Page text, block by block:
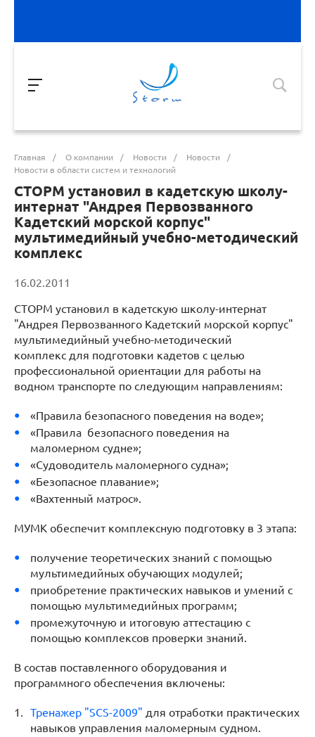
Главная / О компании / Новости / Новости
/
Новости в области систем и технологий
СТОРМ установил в кадетскую школу-
интернат "Андрея Первозванного
Кадетский морской корпус"
мультимедийный учебно-методический
комплекс
16.02.2011
СТОРМ установил в кадетскую школу-интернат
"Андрея Первозванного Кадетский морской корпус"
мультимедийный учебно-методический
комплекс для подготовки кадетов с целью
профессиональной ориентации для работы на
водном транспорте по следующим направлениям:
«Правила безопасного поведения на воде»;
«Правила безопасного поведения на
маломерном судне»;
«Судоводитель маломерного судна»;
«Безопасное плавание»;
«Вахтенный матрос».
МУМК обеспечит комплексную подготовку в 3 этапа:
получение теоретических знаний с помощью
мультимедийных обучающих модулей;
приобретение практических навыков и умений с
помощью мультимедийных программ;
промежуточную и итоговую аттестацию с
помощью комплексов проверки знаний.
В состав поставленного оборудования и
программного обеспечения включены:
Тренажер "SCS-2009" для отработки практических
навыков управления маломерным судном.